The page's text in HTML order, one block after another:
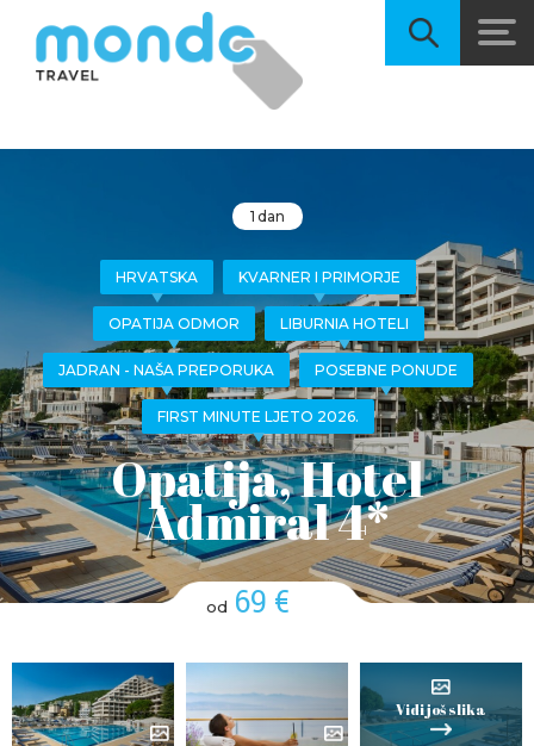
1 dan
HRVATSKA KVARNER I PRIMORJE
OPATIJA ODMOR LIBURNIA HOTELI
JADRAN - NAŠA PREPORUKA POSEBNE PONUDE
FIRST MINUTE LJETO 2026.
Opatija, Hotel
Admiral 4*
od 69 €
Vidi još slika